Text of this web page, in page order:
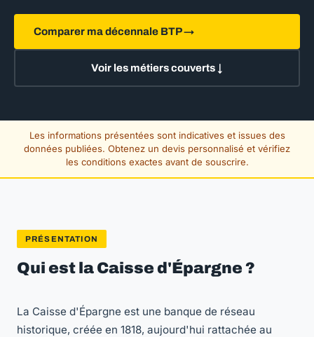
Comparer ma décennale BTP →
Voir les métiers couverts ↓
Les informations présentées sont indicatives et issues des
données publiées. Obtenez un devis personnalisé et vérifiez
les conditions exactes avant de souscrire.
PRÉSENTATION
Qui est la Caisse d'Épargne ?
La Caisse d'Épargne est une banque de réseau
historique, créée en 1818, aujourd'hui rattachée au